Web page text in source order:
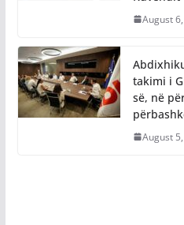
August
takimi i
së, në
August